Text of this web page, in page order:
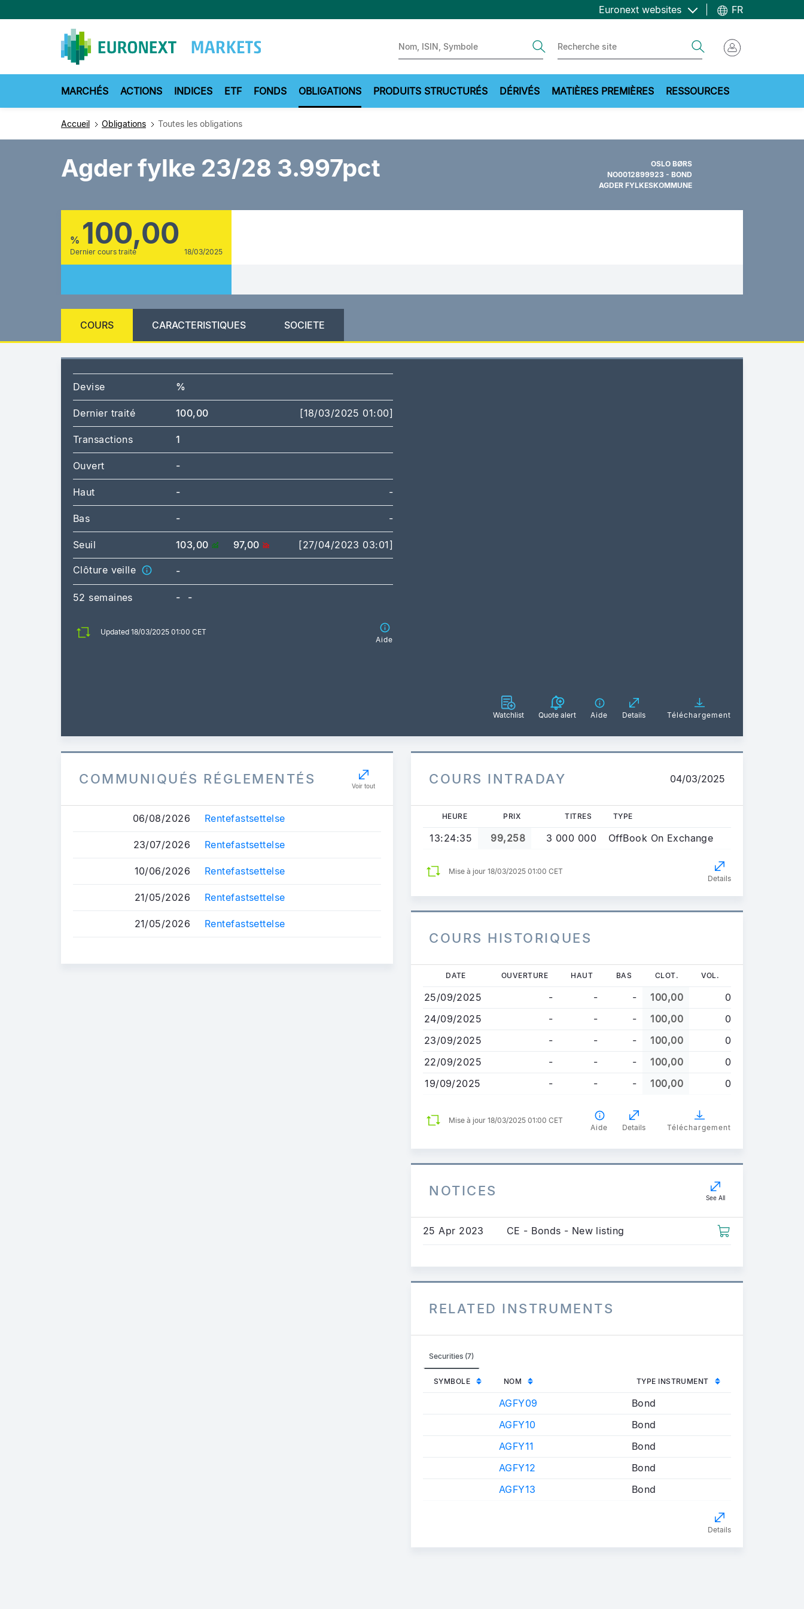
au
Euronext websites FR
MARCHÉS ACTIONS INDICES ETF FONDS OBLIGATIONS PRODUITS STRUCTURÉS DÉRIVÉS MATIÈRES PREMIÈRES RESSOURCES
Accueil Obligations Toutes les obligations
Agder fylke 23/28 3.997pct
OSLO BØRS
NO0012899923 - BOND
AGDER FYLKESKOMMUNE
% 100,00
Dernier cours traité 18/03/2025
COURS CARACTERISTIQUES SOCIETE
Devise %
Dernier traité 100,00 [18/03/2025 01:00]
Transactions 1
Ouvert -
Haut - -
Bas - -
Seuil 103,00 97,00 [27/04/2023 03:01]
Clôture veille -
52 semaines - -
Updated 18/03/2025 01:00 CET
Aide
Watchlist Quote alert Aide Details Téléchargement
COMMUNIQUÉS RÉGLEMENTÉS Voir tout
06/08/2026 Rentefastsettelse
23/07/2026 Rentefastsettelse
10/06/2026 Rentefastsettelse
21/05/2026 Rentefastsettelse
21/05/2026 Rentefastsettelse
COURS INTRADAY 04/03/2025
HEURE PRIX TITRES TYPE
13:24:35 99,258 3 000 000 OffBook On Exchange
Mise à jour 18/03/2025 01:00 CET
Details
COURS HISTORIQUES
contenu
principal
DATE OUVERTURE HAUT BAS CLOT. VOL.
25/09/2025 - - - 100,00
0
24/09/2025
- - - 100,00
0
23/09/2025
- - - 100,00
0
22/09/2025
- - - 100,00
0
19/09/2025
- - - 100,00 0
Mise à jour 18/03/2025 01:00 CET
Aide
Details Téléchargement
NOTICES See All
25 Apr 2023 CE - Bonds - New listing
RELATED INSTRUMENTS
Securities (7)
SYMBOLE NOM TYPE INSTRUMENT
AGFY09
Bond
AGFY10
Bond
AGFY11
Bond
AGFY12
Bond
AGFY13
Bond
Details